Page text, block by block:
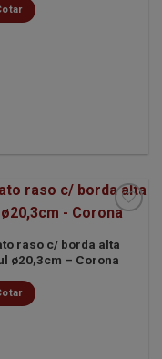
Minha
raso c/ borda alta
ø20,3cm – Corona